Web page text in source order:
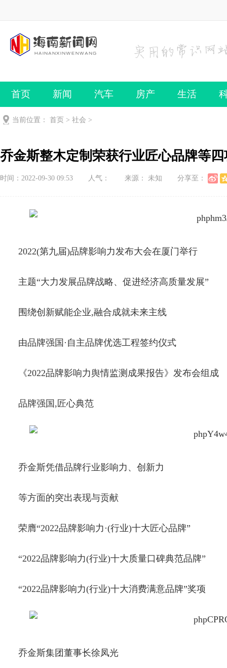
首页 新闻 汽车 房产 生活
当前位置： 首页 > 社会 >
乔金斯整木定制荣获行业匠心品牌等
时间：2022-09-30 09:53 人气： 来源： 未知 分享至：
2022(第九届)品牌影响力发布大会在厦门举行
主题“大力发展品牌战略、促进经济高质量发展”
围绕创新赋能企业,融合成就未来主线
由品牌强国·自主品牌优选工程签约仪式
《2022品牌影响力舆情监测成果报告》发布会组成
品牌强国,匠心典范
乔金斯凭借品牌行业影响力、创新力
等方面的突出表现与贡献
荣膺“2022品牌影响力·(行业)十大匠心品牌”
“2022品牌影响力(行业)十大质量口碑典范品牌”
“2022品牌影响力(行业)十大消费满意品牌”奖项
乔金斯集团董事长徐凤光